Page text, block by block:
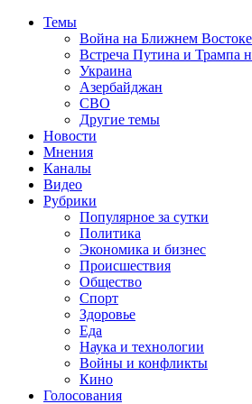
Темы
Война на Ближнем Востоке
Встреча Путина и Трампа
Украина
Азербайджан
СВО
Другие темы
Новости
Мнения
Каналы
Видео
Рубрики
Популярное за сутки
Политика
Экономика и бизнес
Происшествия
Общество
Спорт
Здоровье
Еда
Наука и технологии
Войны и конфликты
Кино
Голосования